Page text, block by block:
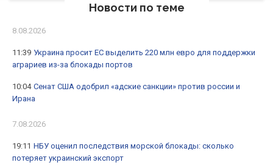
Новости по теме
8.08.2026
11:39 Украина просит ЕС выделить 220 млн евро для поддержки
аграриев из-за блокады портов
10:04 Сенат США одобрил «адские санкции» против россии и
Ирана
7.08.2026
19:11 НБУ оценил последствия морской блокады: сколько
потеряет украинский экспорт